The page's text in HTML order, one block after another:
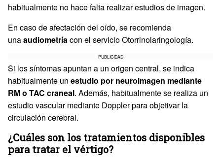
habitualmente no hace falta realizar estudios de imagen.
En caso de afectación del oído, se recomienda
unaaudiometríacon el servicio Otorrinolaringología.
PUBLICIDAD
Si los síntomas apuntan a un origen central, se indica
habitualmente un estudio por neuroimagen mediante
RM o TAC craneal. Además, habitualmente se realiza un
estudio vascular mediante Doppler para objetivar la
circulación cerebral.
¿Cuáles son los tratamientos disponibles
para tratar el vértigo?